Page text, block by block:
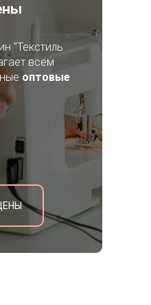
"Текстиль
всем
оптовые